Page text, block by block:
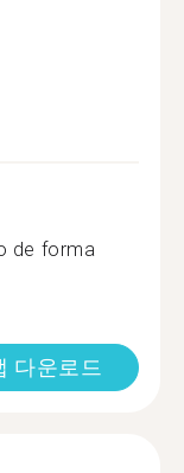
de forma
다운로드